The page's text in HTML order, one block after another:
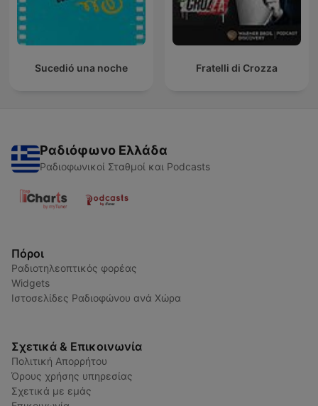
Sucedió una noche Fratelli di Crozza
Ραδιόφωνο Ελλάδα
Ραδιοφωνικοί Σταθμοί και Podcasts
Πόροι
Ραδιοτηλεοπτικός φορέας
Widgets
Ιστοσελίδες Ραδιοφώνου ανά Χώρα
Σχετικά & Επικοινωνία
Πολιτική Απορρήτου
Όρους χρήσης υπηρεσίας
Σχετικά με εμάς